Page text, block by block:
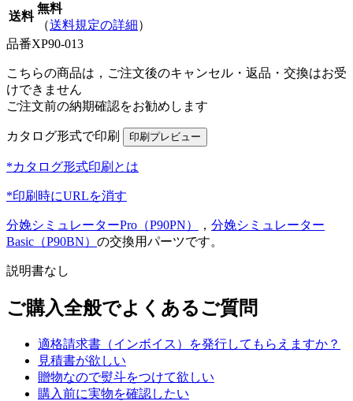
送料
無料
（送料規定の詳細）
品番XP90-013
こちらの商品は，ご注文後のキャンセル・返品・交換はお受
けできません
ご注文前の納期確認をお勧めします
カタログ形式で印刷
*カタログ形式印刷とは
*印刷時にURLを消す
分娩シミュレーターPro（P90PN） ， 分娩シミュレーター
Basic（P90BN） の交換用パーツです。
説明書なし
ご購入全般でよくあるご質問
適格請求書（インボイス）を発行してもらえますか？
見積書が欲しい
贈物なので熨斗をつけて欲しい
購入前に実物を確認したい